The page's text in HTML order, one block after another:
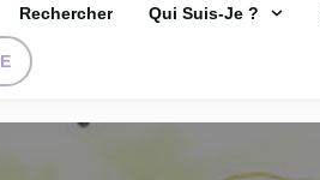
Rechercher Qui Suis-Je ?